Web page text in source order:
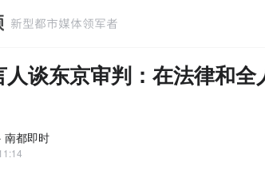
谈东京审判：在法律和全
南都即时